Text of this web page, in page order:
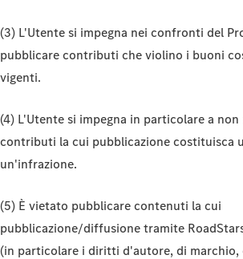
(3) L'Utente si impegna nei confronti del
pubblicare contributi che violino i buoni
vigenti.
(4) L'Utente si impegna in particolare a
contributi la cui pubblicazione costituisca
un'infrazione.
(5) È vietato pubblicare contenuti la cui
pubblicazione/diffusione tramite
(in particolare i diritti d'autore, di marchio,